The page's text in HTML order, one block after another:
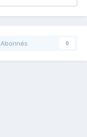
Abonnés 0